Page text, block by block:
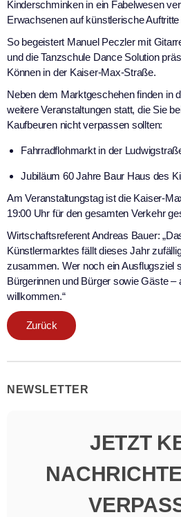
Kinderschminken in ein Fabelwesen
Erwachsenen auf künstlerische Auftritte
So begeistert Manuel Peczler mit
und die Tanzschule Dance Solution
Können in der Kaiser-Max-Straße.
Neben dem Marktgeschehen finden in
weitere Veranstaltungen statt, die Sie
Kaufbeuren nicht verpassen sollten:
Fahrradflohmarkt in der
Jubiläum 60 Jahre Baur Haus des
Am Veranstaltungstag ist die Kaiser-
19:00 Uhr für den gesamten Verkehr
Wirtschaftsreferent Andreas Bauer:
Künstlermarktes fällt dieses Jahr
zusammen. Wer noch ein Ausflugsziel
Bürgerinnen und Bürger sowie Gäste
willkommen.“
Zurück
NEWSLETTER
JETZT